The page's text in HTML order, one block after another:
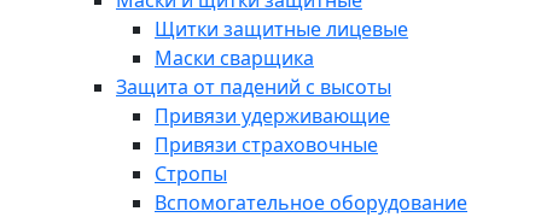
Щитки защитные лицевые
Маски сварщика
Защита от падений с высоты
Привязи удерживающие
Привязи страховочные
Стропы
Вспомогательное оборудование